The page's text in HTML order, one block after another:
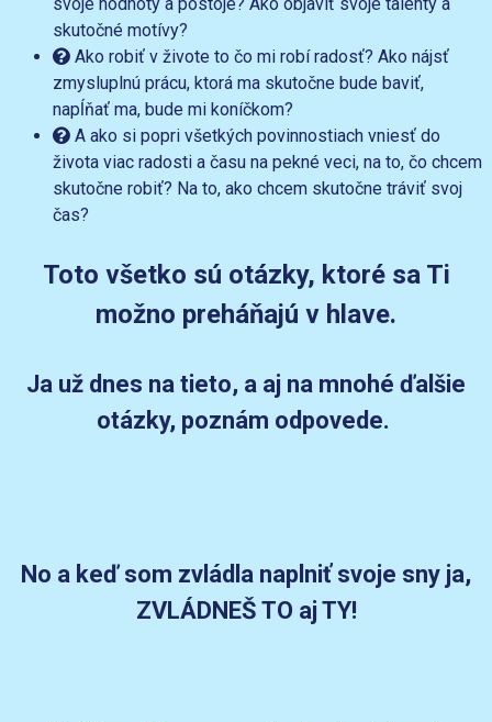
skutočné motívy?
Ako robiť v živote to čo mi robí radosť? Ako nájsť
zmysluplnú prácu, ktorá ma skutočne bude baviť,
napĺňať ma, bude mi koníčkom?
A ako si popri všetkých povinnostiach vniesť do
života viac radosti a času na pekné veci, na to, čo chcem
skutočne robiť? Na to, ako chcem skutočne tráviť svoj
čas?
Toto všetko sú otázky, ktoré sa Ti
možno preháňajú v hlave.
Ja už dnes na tieto, a aj na mnohé ďalšie
otázky, poznám odpovede.
No a keď som zvládla naplniť svoje sny ja,
ZVLÁDNEŠ TO aj TY!